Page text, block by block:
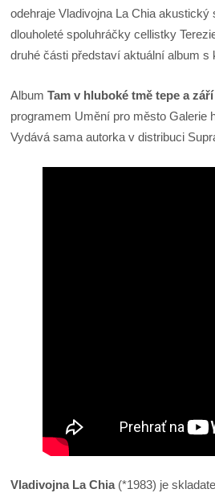
odehraje Vladivojna La Chia akustický
dlouholeté spoluhráčky cellistky
druhé části představí aktuální album s
AlbumTam v hluboké tmě tepe a září
programem Umění pro město Galerie
Vydává sama autorka v distribuci
Vladivojna La Chia (*1983) je